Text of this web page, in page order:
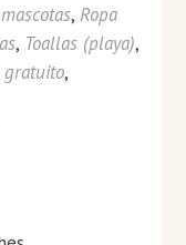
, Ropa
, Toallas (playa),
gratuito,